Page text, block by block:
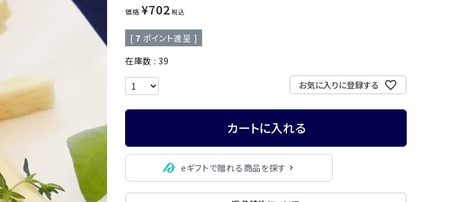
価格 ¥702 税込
[ 7 ポイント進呈 ]
在庫数
39
お気に入りに登録する
カートに入れる
eギフトで贈れる商品を探す